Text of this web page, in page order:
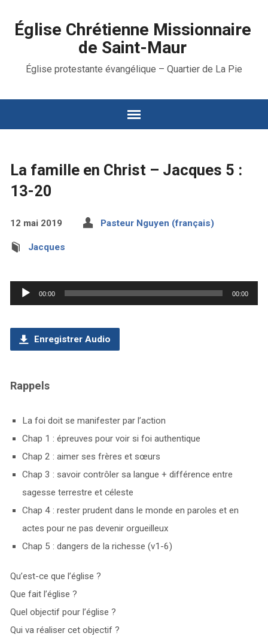
Église Chrétienne Missionnaire
de Saint-Maur
Église protestante évangélique – Quartier de La Pie
La famille en Christ – Jacques 5 :
13-20
12 mai 2019 Pasteur Nguyen (français)
Jacques
Lecteur
audio
00:00 00:00
Enregistrer Audio
Rappels
La foi doit se manifester par l’action
Chap 1 : épreuves pour voir si foi authentique
Chap 2 : aimer ses frères et sœurs
Chap 3 : savoir contrôler sa langue + différence entre
sagesse terrestre et céleste
Chap 4 : rester prudent dans le monde en paroles et en
actes pour ne pas devenir orgueilleux
Chap 5 : dangers de la richesse (v1-6)
Qu’est-ce que l’église ?
Que fait l’église ?
Quel objectif pour l’église ?
Qui va réaliser cet objectif ?